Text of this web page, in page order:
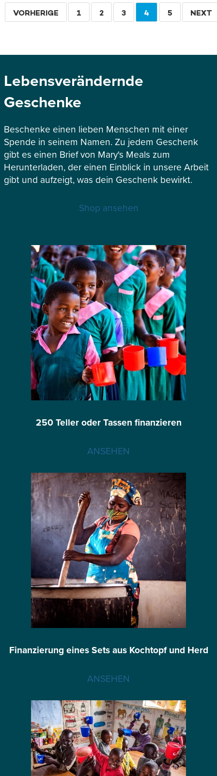
Seitennummerierung
VORHERIGE
VORHERIGE SEITE
1 SEITE
2 SEITE
3
AKTUELLE
4 SEITE
5 NEXT
Lebensverändernde
Geschenke
Beschenke einen lieben Menschen mit einer
Spende in seinem Namen. Zu jedem Geschenk
gibt es einen Brief von Mary's Meals zum
Herunterladen, der einen Einblick in unsere Arbeit
gibt und aufzeigt, was dein Geschenk bewirkt.
Shop ansehen
250 Teller oder Tassen finanzieren
ANSEHEN
Finanzierung eines Sets aus Kochtopf und Herd
ANSEHEN